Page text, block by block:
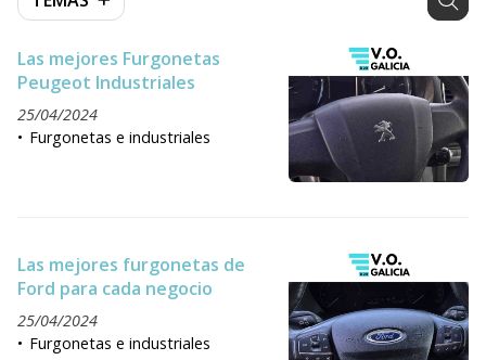
Las mejores Furgonetas
Peugeot Industriales
25/04/2024
Furgonetas e industriales
Las mejores furgonetas de
Ford para cada negocio
25/04/2024
Furgonetas e industriales